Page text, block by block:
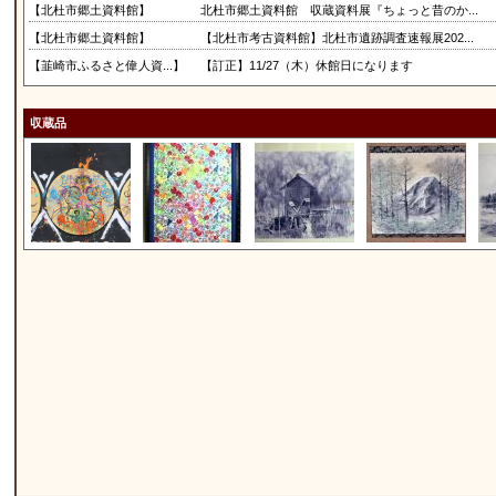
【北杜市郷土資料館】 北杜市郷土資料館 収蔵資料展『ちょっと昔のか...
【北杜市郷土資料館】 【北杜市考古資料館】北杜市遺跡調査速報展202...
【韮崎市ふるさと偉人資...】 【訂正】11/27（木）休館日になります
収蔵品